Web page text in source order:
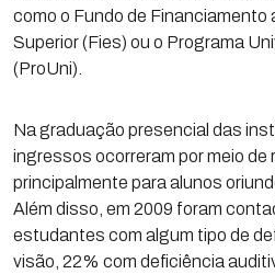
como o Fundo de
Superior (Fies) ou o Programa
(ProUni).
Na graduação presencial das
ingressos ocorreram por meio de
principalmente para alunos
Além disso, em 2009 foram
estudantes com algum tipo de
visão, 22% com deficiência